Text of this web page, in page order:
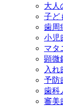
大人
子ど
歯周
小児
マタ
顕微
入れ
予防
歯科
審美